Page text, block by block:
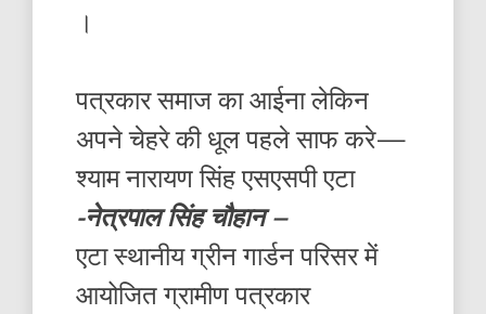
।
पत्रकार समाज का आईना लेकिन
अपने चेहरे की धूल पहले साफ करे—
श्याम नारायण सिंह एसएसपी एटा
-नेत्रपाल सिंह चौहान –
एटा स्थानीय ग्रीन गार्डन परिसर में
आयोजित ग्रामीण पत्रकार